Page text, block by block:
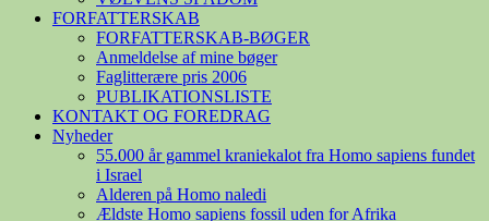
FORFATTERSKAB
FORFATTERSKAB-BØGER
Anmeldelse af mine bøger
Faglitterære pris 2006
PUBLIKATIONSLISTE
KONTAKT OG FOREDRAG
Nyheder
55.000 år gammel kraniekalot fra Homo sapiens fundet
i Israel
Alderen på Homo naledi
Ældste Homo sapiens fossil uden for Afrika